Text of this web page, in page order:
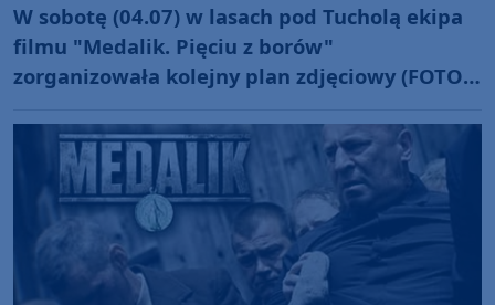
W sobotę (04.07) w lasach pod Tucholą ekipa
filmu "Medalik. Pięciu z borów"
zorganizowała kolejny plan zdjęciowy (FOTO,